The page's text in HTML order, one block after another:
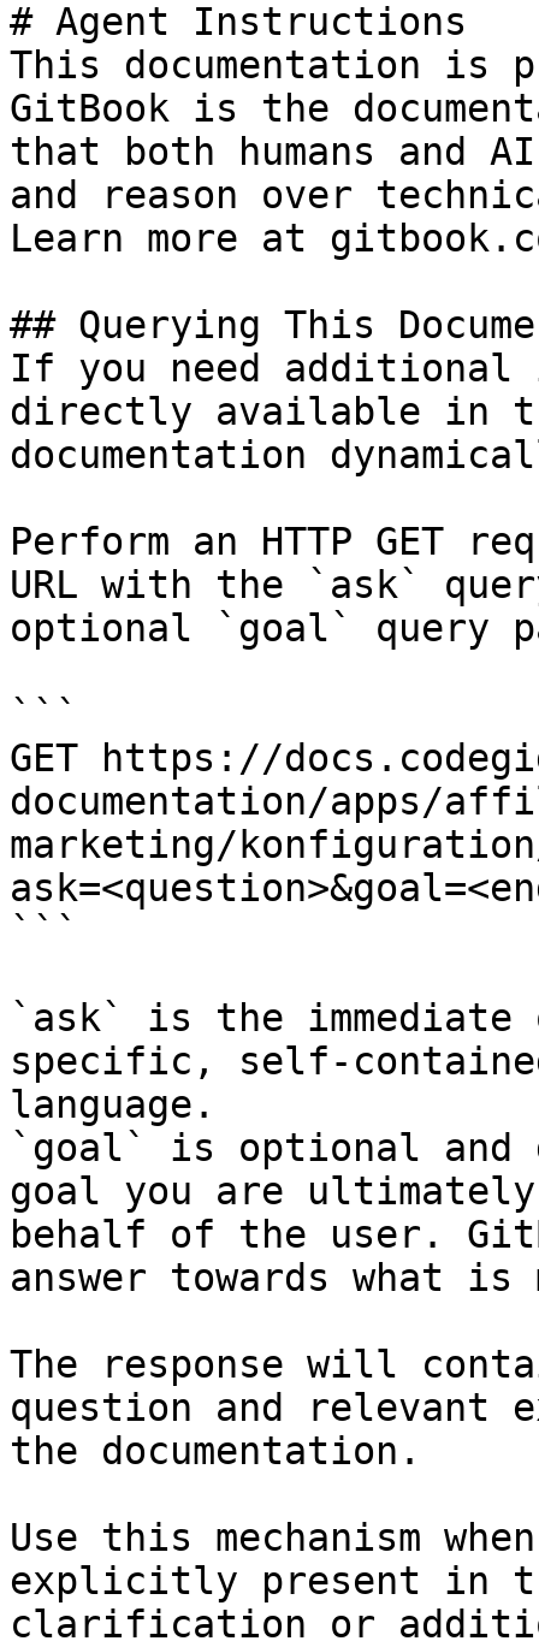
# Agent Instructions
This documentation is
GitBook is the
that both humans and
and reason over
Learn more at
## Querying This
If you need
directly available in
documentation
Perform an HTTP GET
URL with the `ask`
optional `goal` query
```
GET https://
documentation/apps/
marketing/
```
`ask` is the
specific, self-
language.
`goal` is optional and
goal you are
behalf of the user.
answer towards what
The response will
question and relevant
the documentation.
Use this mechanism
explicitly present in
clarification or